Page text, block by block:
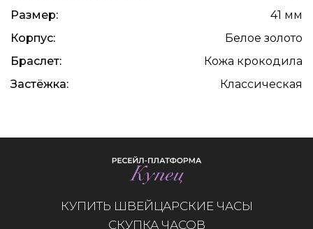
Размер:
41 мм
Корпус:
Белое золото
Браслет:
Кожа крокодила
Застёжка:
Классическая
КУПИТЬ ШВЕЙЦАРСКИЕ ЧАСЫ
СКУПКА ЧАСОВ